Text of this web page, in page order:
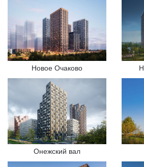
Новое Очаково
Онежский вал